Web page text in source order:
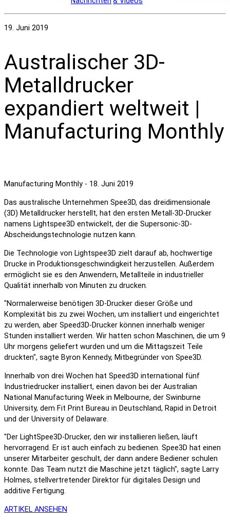
19. Juni 2019
Australischer 3D-
Metalldrucker
expandiert weltweit |
Manufacturing Monthly
Manufacturing Monthly - 18. Juni 2019
Das australische Unternehmen Spee3D, das dreidimensionale
(3D) Metalldrucker herstellt, hat den ersten Metall-3D-Drucker
namens Lightspee3D entwickelt, der die Supersonic-3D-
Abscheidungstechnologie nutzen kann.
Die Technologie von Lightspee3D zielt darauf ab, hochwertige
Drucke in Produktionsgeschwindigkeit herzustellen. Außerdem
ermöglicht sie es den Anwendern, Metallteile in industrieller
Qualität innerhalb von Minuten zu drucken.
"Normalerweise benötigen 3D-Drucker dieser Größe und
Komplexität bis zu zwei Wochen, um installiert und eingerichtet
zu werden, aber Speed3D-Drucker können innerhalb weniger
Stunden installiert werden. Wir hatten schon Maschinen, die um 9
Uhr morgens geliefert wurden und um die Mittagszeit Teile
druckten", sagte Byron Kennedy, Mitbegründer von Spee3D.
Innerhalb von drei Wochen hat Speed3D international fünf
Industriedrucker installiert, einen davon bei der Australian
National Manufacturing Week in Melbourne, der Swinburne
University, dem Fit Print Bureau in Deutschland, Rapid in Detroit
und der University of Delaware.
"Der LightSpee3D-Drucker, den wir installieren ließen, läuft
hervorragend. Er ist auch einfach zu bedienen. Spee3D hat einen
unserer Mitarbeiter geschult, der dann andere Bediener schulen
konnte. Das Team nutzt die Maschine jetzt täglich", sagte Larry
Holmes, stellvertretender Direktor für digitales Design und
additive Fertigung.
ARTIKEL ANSEHEN